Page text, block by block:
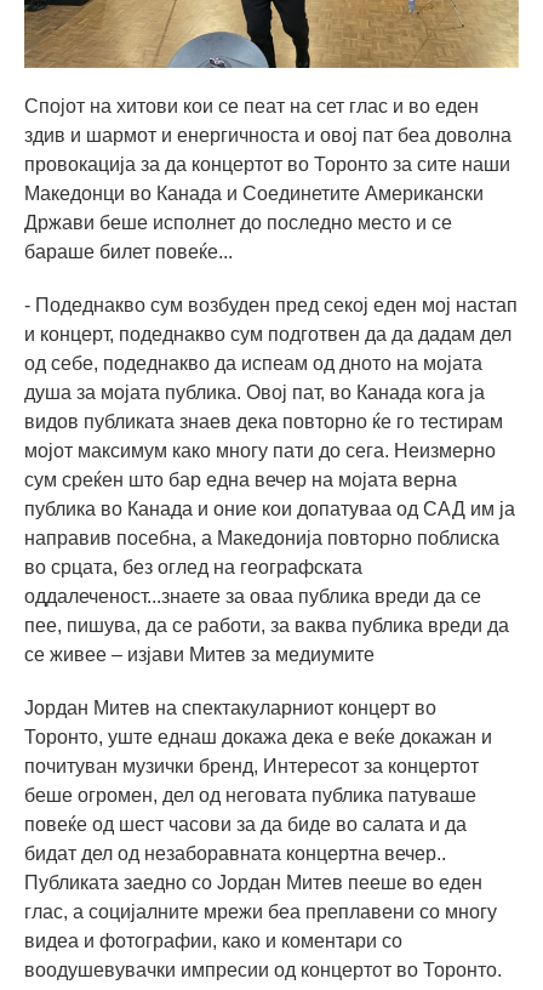
Спојот на хитови кои се пеат на сет глас и во еден
здив и шармот и енергичноста и овој пат беа доволна
провокација за да концертот во Торонто за сите наши
Македонци во Канада и Соединетите Американски
Држави беше исполнет до последно место и се
бараше билет повеќе...
- Подеднакво сум возбуден пред секој еден мој настап
и концерт, подеднакво сум подготвен да да дадам дел
од себе, подеднакво да испеам од дното на мојата
душа за мојата публика. Овој пат, во Канада кога ја
видов публиката знаев дека повторно ќе го тестирам
мојот максимум како многу пати до сега. Неизмерно
сум среќен што бар една вечер на мојата верна
публика во Канада и оние кои допатуваа од САД им ја
направив посебна, а Македонија повторно поблиска
во срцата, без оглед на географската
оддалеченост...знаете за оваа публика вреди да се
пее, пишува, да се работи, за ваква публика вреди да
се живее – изјави Митев за медиумите
Јордан Митев на спектакуларниот концерт во
Торонто, уште еднаш докажа дека е веќе докажан и
почитуван музички бренд, Интересот за концертот
беше огромен, дел од неговата публика патуваше
повеќе од шест часови за да биде во салата и да
бидат дел од незаборавната концертна вечер..
Публиката заедно со Јордан Митев пееше во еден
глас, а социјалните мрежи беа преплавени со многу
видеа и фотографии, како и коментари со
воодушевувачки импресии од концертот во Торонто.